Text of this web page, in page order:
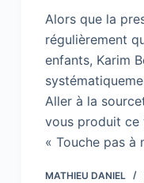
Alors que la
régulièrement
enfants, Karim
Aller à la
vous produit ce
« Touche pas à
MATHIEU DANIEL